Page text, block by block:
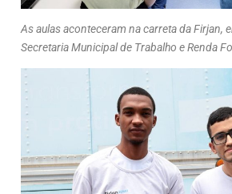
As aulas aconteceram na carreta da Firjan,
Secretaria Municipal de Trabalho e Renda